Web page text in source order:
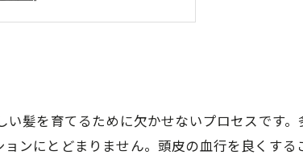
アの新たなアプローチ
髪を育てるために欠かせないプロセスです
ンにとどまりません。頭皮の血行を良くする